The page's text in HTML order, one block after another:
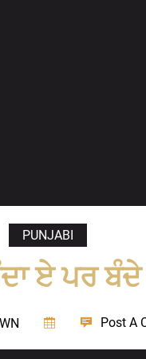
PUNJABI
ਏ ਪਰ
Post A